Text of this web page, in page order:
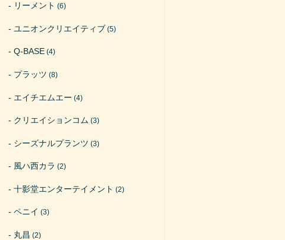
リーメント (6)
ユニオンクリエイティブ (5)
Q-BASE (4)
プラッツ (8)
エイチエムエー (4)
クリエイションコム (3)
シーズナルプランツ (3)
風ハ西カラ (2)
十影堂エンターテイメント (2)
ペニイ (3)
丸昌 (2)